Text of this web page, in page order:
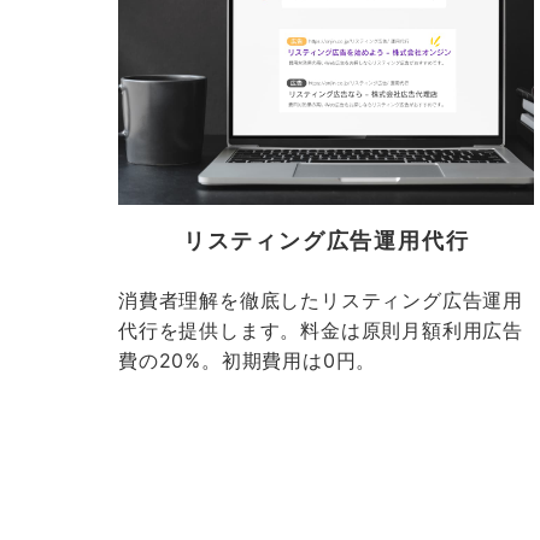
リスティング広告運用代行
消費者理解を徹底したリスティング広告運用
代行を提供します。料金は原則月額利用広告
費の20%。初期費用は0円。